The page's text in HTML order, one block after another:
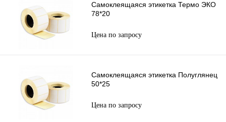
Самоклеящаяся этикетка Термо ЭКО
78*20
Цена по запросу
Самоклеящаяся этикетка Полуглянец
50*25
Цена по запросу